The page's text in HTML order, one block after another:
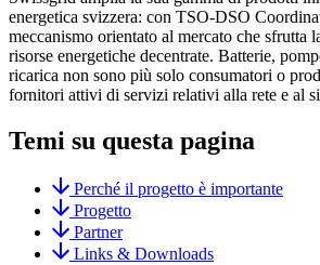
energetica svizzera: con TSO-DSO
meccanismo orientato al mercato che sfrutta
risorse energetiche decentrate. Batterie,
ricarica non sono più solo consumatori o
fornitori attivi di servizi relativi alla rete e al
Temi su questa pagina
Perché il progetto è importante
Progetto
Partner
Links & Downloads